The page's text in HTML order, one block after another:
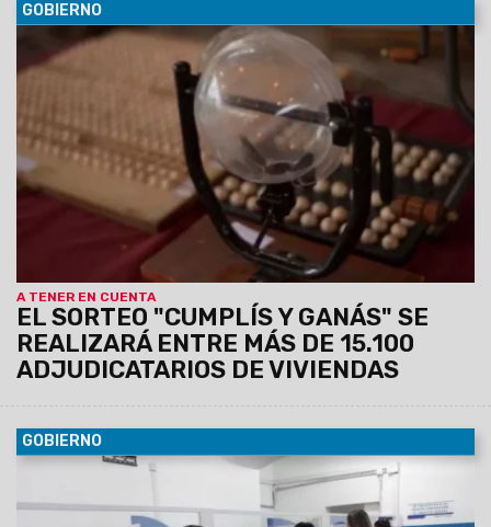
GOBIERNO
A TENER EN CUENTA
EL SORTEO "CUMPLÍS Y GANÁS" SE
REALIZARÁ ENTRE MÁS DE 15.100
ADJUDICATARIOS DE VIVIENDAS
30/04/2024
El IPV realizará un nuevo sorteo de incentivos
entre los beneficiarios de toda la provincia que mantienen al
día la cuota de su casa propia.
GOBIERNO
30/04/2024 Los estudiantes deben realizar su
actualización personalmente en el Centros de Atención al
Usuario de SAETA, con turno previo. Luego de concretado el